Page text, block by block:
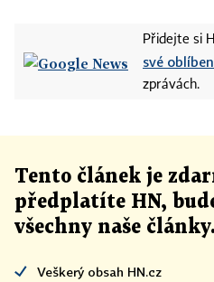
Přidejte si
své
zprávách.
Tento článek je
předplatíte HN,
všechny naše články.
Veškerý obsah HN.cz